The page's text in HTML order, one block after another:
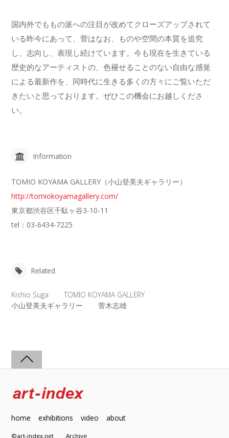
国内外でももの派への注目が改めてクローズアップされて
いる昨今にあって、菅はなお、ものや空間の本質を追究
し、志向し、表現し続けています。今も現在を生きている
歴史的なアーティストの、色褪せることのない自由な感覚
による最新作を、同時代に生きる多くの方々にご覧いただ
きたいと思っております。ぜひこの機会にお越しくださ
い。
Information
TOMIO KOYAMA GALLERY（小山登美夫ギャラリー）
http://tomiokoyamagallery.com/
東京都渋谷区千駄ヶ谷3-10-11
tel：03-6434-7225
Related
Kishio Suga
TOMIO KOYAMA GALLERY
小山登美夫ギャラリー
菅木志雄
home exhibitions video about
©art-index.netArchive